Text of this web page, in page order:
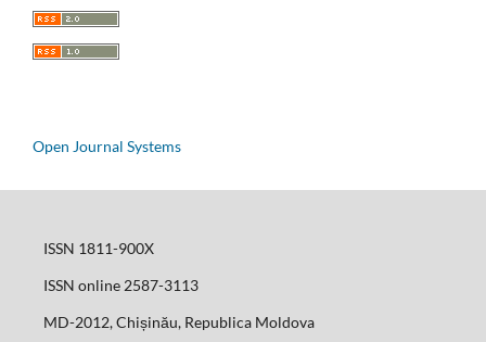
Open Journal Systems
ISSN 1811-900X
ISSN online 2587-3113
MD-2012, Chișinău, Republica Moldova